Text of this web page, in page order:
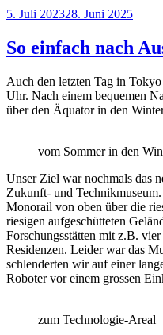
Veröffentlicht
5. Juli 202328. Juni 2025
So einfach nach
Auch den letzten Tag in
Uhr. Nach einem bequemen
über den Äquator in den
vom Sommer in den
Unser Ziel war nochmals das
Zukunft- und
Monorail von oben über die
riesigen aufgeschütteten
Forschungsstätten mit z.B.
Residenzen. Leider war das
schlenderten wir auf einer
Roboter vor einem grossen
zum Technologie-Areal